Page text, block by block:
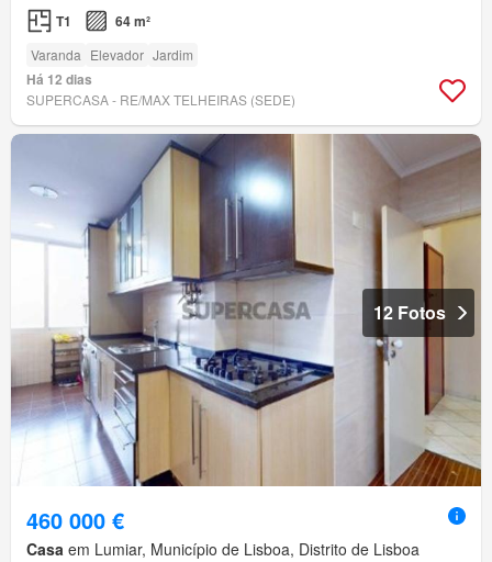
T1 64 m²
Varanda Elevador Jardim
Há 12 dias
SUPERCASA - RE/MAX TELHEIRAS (SEDE)
12 Fotos
460 000 €
Casa em Lumiar, Município de Lisboa, Distrito de Lisboa